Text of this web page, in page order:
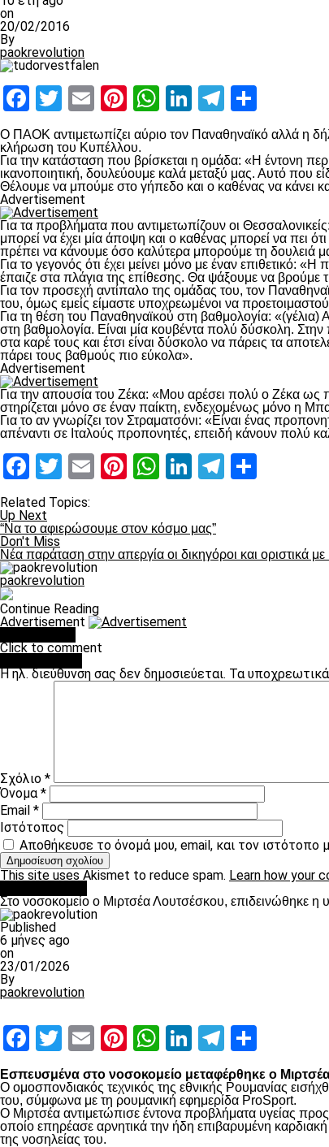
on
20/02/2016
By
paokrevolution
Facebook
Twitter
EmailPinterest
WhatsApp
LinkedIn
Telegram
Ο ΠΑΟΚ αντιμετωπίζει αύριο τον Παναθηναϊκό αλλά η
κλήρωση του Κυπέλλου.
Για την κατάσταση που βρίσκεται η ομάδα: «Η έντονη
ικανοποιητική, δουλεύουμε καλά μεταξύ μας. Αυτό που
Θέλουμε να μπούμε στο γήπεδο και ο καθένας να κάνει
Advertisement
Για τα προβλήματα που αντιμετωπίζουν οι
μπορεί να έχει μία άποψη και ο καθένας μπορεί να πει
πρέπει να κάνουμε όσο καλύτερα μπορούμε τη δουλειά
Για το γεγονός ότι έχει μείνει μόνο με έναν επιθετικό:
έπαιζε στα πλάγια της επίθεσης. Θα ψάξουμε να βρούμε
Για τον προσεχή αντίπαλο της ομάδας του, τον
του, όμως εμείς είμαστε υποχρεωμένοι να
Για τη θέση του Παναθηναϊκού στη βαθμολογία: «(γέλια)
στη βαθμολογία. Είναι μία κουβέντα πολύ δύσκολη.
στα καρέ τους και έτσι είναι δύσκολο να πάρεις τα
πάρει τους βαθμούς πιο εύκολα».
Advertisement
Για την απουσία του Ζέκα: «Μου αρέσει πολύ ο Ζέκα ως
στηρίζεται μόνο σε έναν παίκτη, ενδεχομένως μόνο η
Για το αν γνωρίζει τον Στραματσόνι: «Είναι ένας
απέναντι σε Ιταλούς προπονητές, επειδή κάνουν πολύ
Facebook
Twitter
EmailPinterest
WhatsApp
LinkedIn
Telegram
Related Topics:
Up Next
“Να το αφιερώσουμε στον κόσμο μας”
Don't Miss
Nέα παράταση στην απεργία οι δικηγόροι και οριστικά
paokrevolution
Continue Reading
Advertisement
Click to comment
Η ηλ. διεύθυνση σας δεν δημοσιεύεται. Τα
Σχόλιο *
Όνομα*
Email *
Ιστότοπος
Αποθήκευσε το όνομά μου, email, και τον
This site uses Akismet to reduce spam. Learn how your
Στο νοσοκομείο ο Μιρτσέα Λουτσέσκου, επιδεινώθηκε η
Published
6 μήνες ago
on
23/01/2026
By
paokrevolution
Facebook
Twitter
EmailPinterest
WhatsApp
LinkedIn
Telegram
Εσπευσμένα στο νοσοκομείο μεταφέρθηκε ο
Ο ομοσπονδιακός τεχνικός της εθνικής Ρουμανίας
του, σύμφωνα με τη ρουμανική εφημερίδα ProSport.
Ο Μιρτσέα αντιμετώπισε έντονα προβλήματα υγείας
οποίο επηρέασε αρνητικά την ήδη επιβαρυμένη καρδιακή
της νοσηλείας του.